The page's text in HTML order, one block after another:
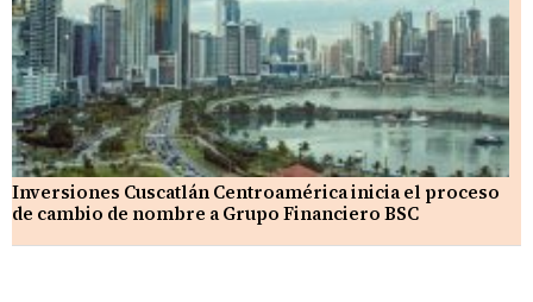
Inversiones Cuscatlán Centroamérica inicia el proceso
de cambio de nombre a Grupo Financiero BSC